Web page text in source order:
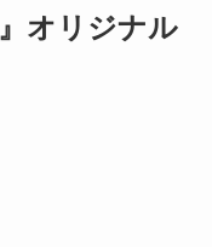
オリジナル